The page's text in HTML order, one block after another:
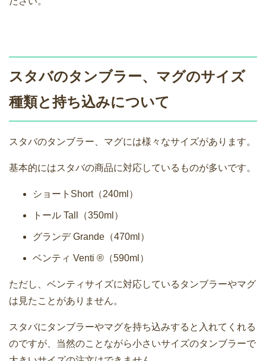
スタバのタンブラー、マグのサイズ
種類と持ち込みについて
スタバのタンブラー、マグには様々なサイズがあります。
基本的にはスタバの商品に対応しているものが多いです。
ショートShort（240ml）
トール Tall（350ml）
グランデ Grande（470ml）
ベンティ Venti ®（590ml）
ただし、ベンティサイズに対応しているタンブラーやマグ
は見たことがありません。
スタバにタンブラーやマグを持ち込みすると入れてくれる
のですが、当然のことながら小さいサイズのタンブラーで